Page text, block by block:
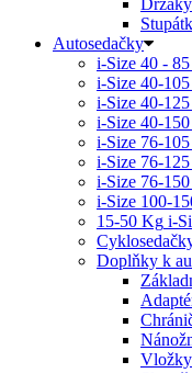
Autosedačky
i-Size 40 -
i-Size 40-
i-Size 40-
i-Size 40-
i-Size 76-
i-Size 76-
i-Size 76-
i-Size 100-
15-50 Kg i-
Doplňky k